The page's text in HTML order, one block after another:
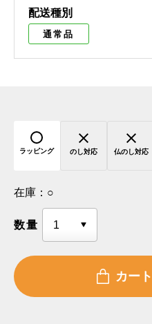
配送種別
通常品
ラッピング のし対応 仏のし対応
在庫： ○
数量